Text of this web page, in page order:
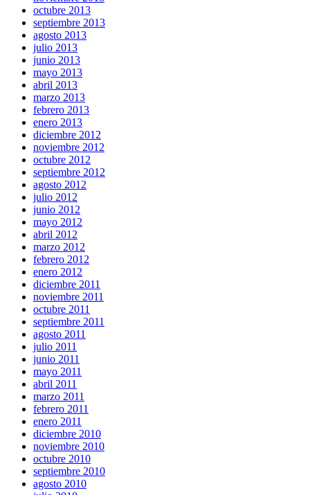
octubre 2013
septiembre 2013
agosto 2013
julio 2013
junio 2013
mayo 2013
abril 2013
marzo 2013
febrero 2013
enero 2013
diciembre 2012
noviembre 2012
octubre 2012
septiembre 2012
agosto 2012
julio 2012
junio 2012
mayo 2012
abril 2012
marzo 2012
febrero 2012
enero 2012
diciembre 2011
noviembre 2011
octubre 2011
septiembre 2011
agosto 2011
julio 2011
junio 2011
mayo 2011
abril 2011
marzo 2011
febrero 2011
enero 2011
diciembre 2010
noviembre 2010
octubre 2010
septiembre 2010
agosto 2010